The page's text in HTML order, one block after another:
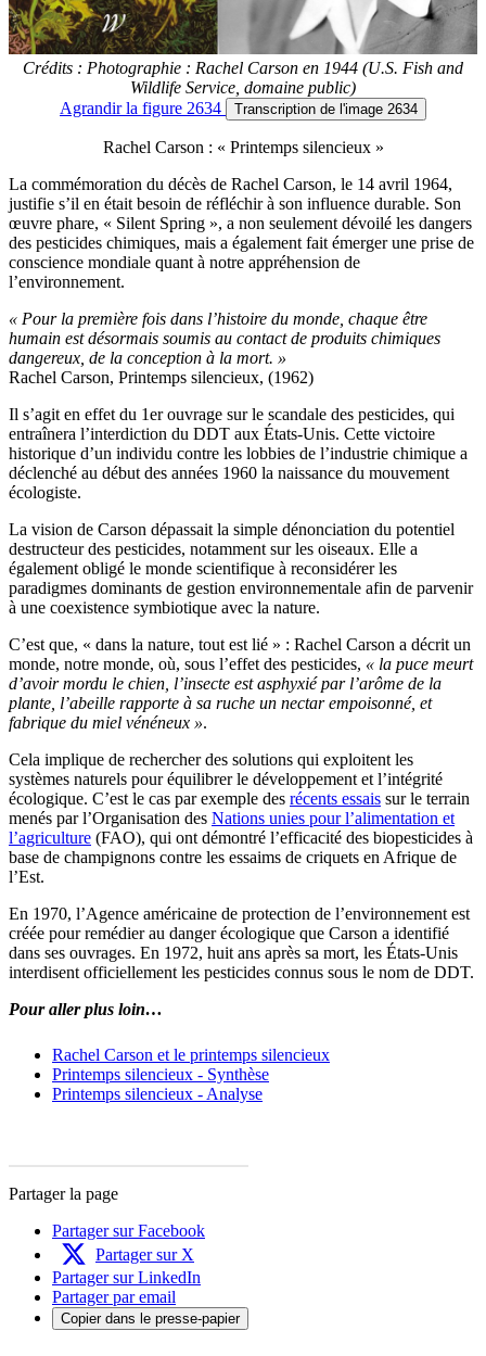
Crédits : Photographie : Rachel Carson en 1944 (U.S. Fish and
Wildlife Service, domaine public)
Agrandirla figure 2634 Transcription de l'image 2634
Rachel Carson : « Printemps silencieux »
La commémoration du décès de Rachel Carson, le 14 avril 1964,
justifie s’il en était besoin de réfléchir à son influence durable. Son
œuvre phare, « Silent Spring », a non seulement dévoilé les dangers
des pesticides chimiques, mais a également fait émerger une prise de
conscience mondiale quant à notre appréhension de
l’environnement.
« Pour la première fois dans l’histoire du monde, chaque être
humain est désormais soumis au contact de produits chimiques
dangereux, de la conception à la mort. »
Rachel Carson, Printemps silencieux, (1962)
Il s’agit en effet du 1er ouvrage sur le scandale des pesticides, qui
entraînera l’interdiction du DDT aux États-Unis. Cette victoire
historique d’un individu contre les lobbies de l’industrie chimique a
déclenché au début des années 1960 la naissance du mouvement
écologiste.
La vision de Carson dépassait la simple dénonciation du potentiel
destructeur des pesticides, notamment sur les oiseaux. Elle a
également obligé le monde scientifique à reconsidérer les
paradigmes dominants de gestion environnementale afin de parvenir
à une coexistence symbiotique avec la nature.
C’est que, « dans la nature, tout est lié » : Rachel Carson a décrit un
monde, notre monde, où, sous l’effet des pesticides, « la puce meurt
d’avoir mordu le chien, l’insecte est asphyxié par l’arôme de la
plante, l’abeille rapporte à sa ruche un nectar empoisonné, et
fabrique du miel vénéneux ».
Cela implique de rechercher des solutions qui exploitent les
systèmes naturels pour équilibrer le développement et l’intégrité
écologique. C’est le cas par exemple des récents essais sur le terrain
menés par l’Organisation des Nations unies pour l’alimentation et
l’agriculture (FAO), qui ont démontré l’efficacité des biopesticides à
base de champignons contre les essaims de criquets en Afrique de
l’Est.
En 1970, l’Agence américaine de protection de l’environnement est
créée pour remédier au danger écologique que Carson a identifié
dans ses ouvrages. En 1972, huit ans après sa mort, les États-Unis
interdisent officiellement les pesticides connus sous le nom de DDT.
Pour aller plus loin…
Rachel Carson et le printemps silencieux
Printemps silencieux - Synthèse
Printemps silencieux - Analyse
Partager la page
Partager sur Facebook
Partager sur X
Partager sur LinkedIn
Partager par email
Copier dans le presse-papier